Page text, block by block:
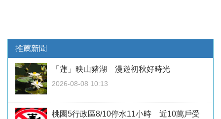
推薦新聞
「蓮」映山豬湖 漫遊初秋好時光
2026-08-08 10:13
桃園5行政區8/10停水11小時 近10萬戶受